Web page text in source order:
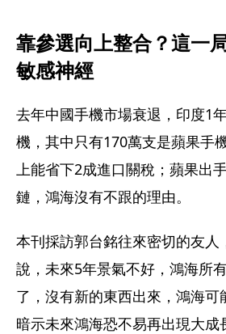
靠參選向上整合？這一
敏感神經
去年中國手機市場衰退，印度1
機，其中只有170萬支是蘋果手
上能省下2成進口關稅；蘋果出
鏈，鴻海沒有不跟的理由。
本刊採訪郭台銘往來密切的友人
說，未來5年景氣不好，鴻海所
了，沒有新的東西出來，鴻海可
暗示未來鴻海恐不易再出現大成